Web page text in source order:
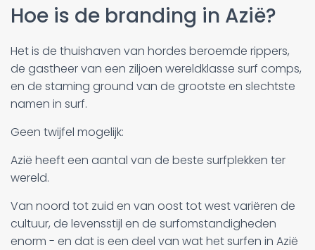
Hoe is de branding in Azië?
Het is de thuishaven van hordes beroemde rippers,
de gastheer van een ziljoen wereldklasse surf comps,
en de staming ground van de grootste en slechtste
namen in surf.
Geen twijfel mogelijk:
Azië heeft een aantal van de beste surfplekken ter
wereld.
Van noord tot zuid en van oost tot west variëren de
cultuur, de levensstijl en de surfomstandigheden
enorm - en dat is een deel van wat het surfen in Azië